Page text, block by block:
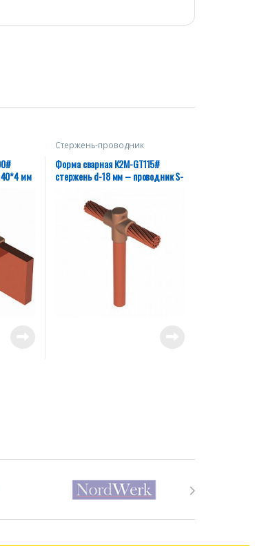
40*4 мм
Стержень-проводник
Форма сварная К2М-GT115#
стержень d-18 мм – проводник S-